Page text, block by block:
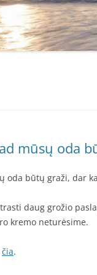
mūsų oda
oda būtų graži, dar
daug grožio
kremo neturėsime.
čia.